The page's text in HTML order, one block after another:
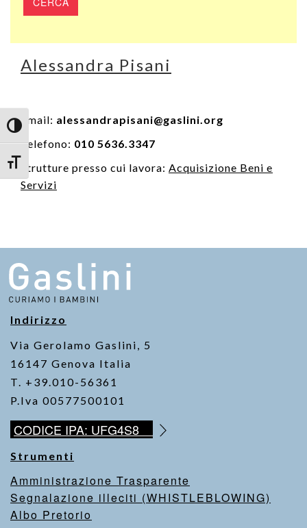
Attiva/disattiva alto contrasto
Attiva/disattiva dimensione testo
Alessandra Pisani
Email: alessandrapisani@gaslini.org
Telefono: 010 5636.3347
Strutture presso cui lavora: Acquisizione Beni e
Servizi
Indirizzo
Via Gerolamo Gaslini, 5
16147 Genova Italia
T. +39.010-56361
P.Iva 00577500101
CODICE IPA: UFG4S8
Strumenti
Amministrazione Trasparente
Segnalazione illeciti (WHISTLEBLOWING)
Albo Pretorio